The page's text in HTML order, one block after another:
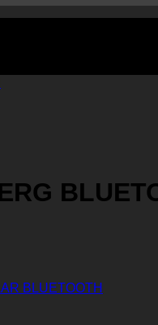
BLUETOOTH